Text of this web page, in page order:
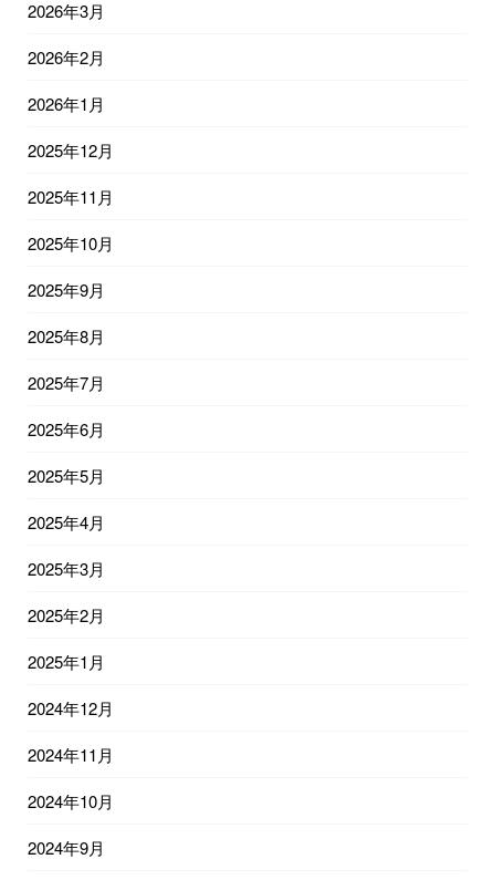
2026年3月
2026年2月
2026年1月
2025年12月
2025年11月
2025年10月
2025年9月
2025年8月
2025年7月
2025年6月
2025年5月
2025年4月
2025年3月
2025年2月
2025年1月
2024年12月
2024年11月
2024年10月
2024年9月